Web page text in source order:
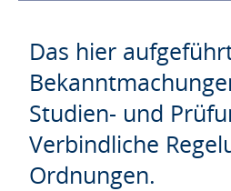
Das hier
Studien- und
Verbindliche
Ordnungen.